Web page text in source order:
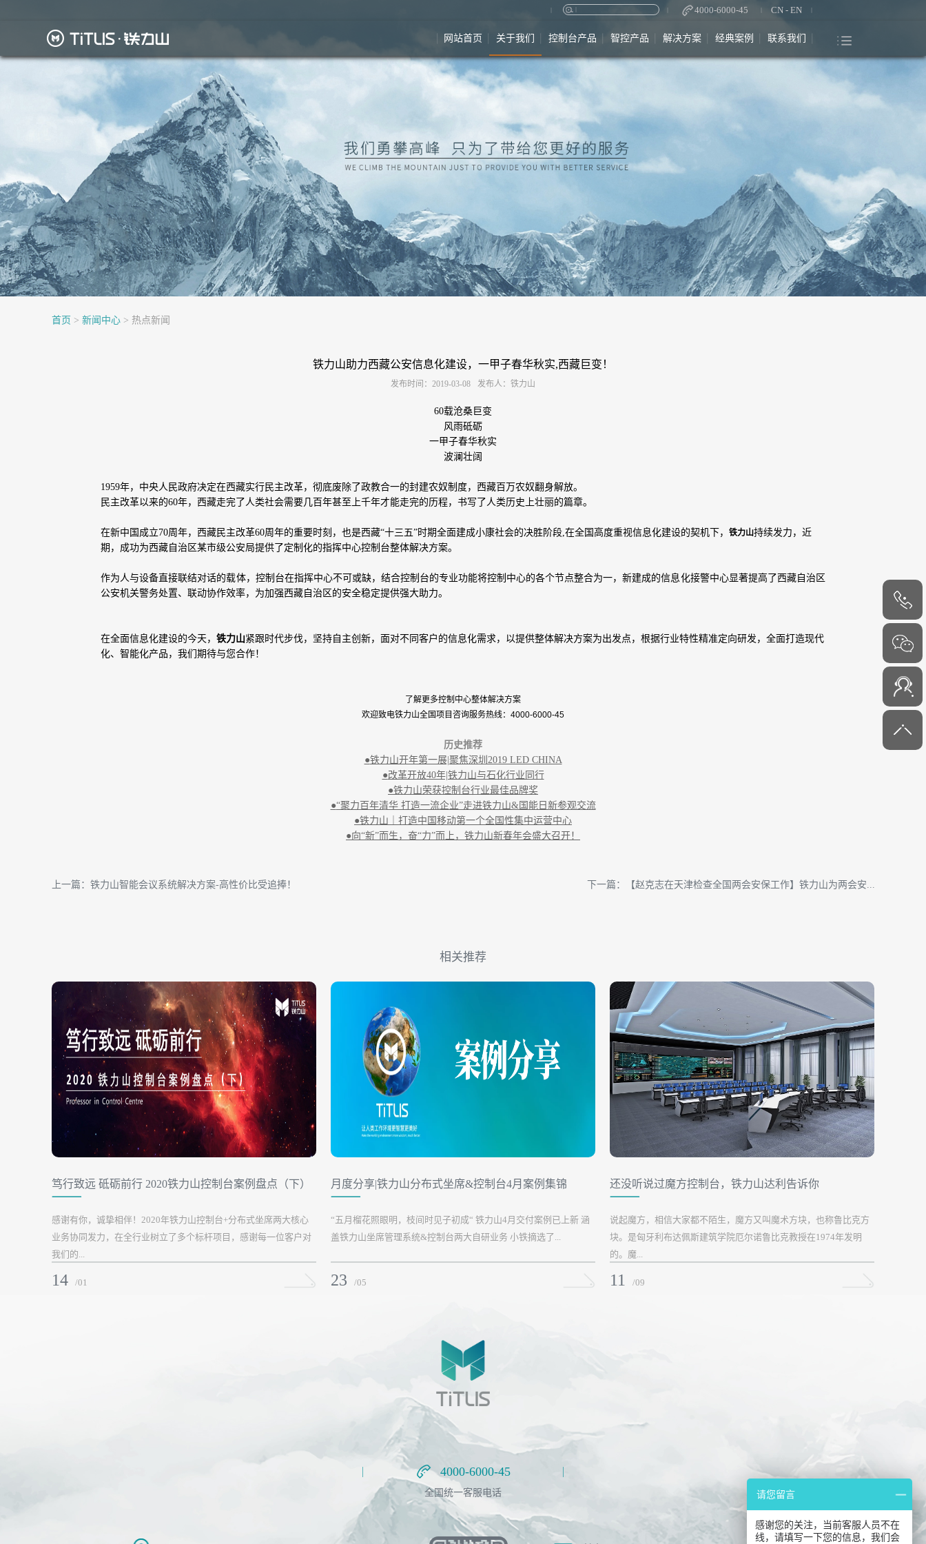
4000-6000-45 CN - EN
网站首页 关于我们 控制台产品 智控产品 解决方案 经典案例 联系我们
首页 > 新闻中心> 热点新闻
铁力山助力西藏公安信息化建设，一甲子春华秋实,西藏巨变！
发布时间：2019-03-08 发布人：铁力山
60载沧桑巨变
风雨砥砺
一甲子春华秋实
波澜壮阔
1959年，中央人民政府决定在西藏实行民主改革，彻底废除了政教合一的封建农奴制度，西藏百万农奴翻身解放。
民主改革以来的60年，西藏走完了人类社会需要几百年甚至上千年才能走完的历程，书写了人类历史上壮丽的篇章。
在新中国成立70周年，西藏民主改革60周年的重要时刻，也是西藏“十三五”时期全面建成小康社会的决胜阶段,在全国高度重视信息化建设的契机下，铁力山持续发力，近
期，成功为西藏自治区某市级公安局提供了定制化的指挥中心控制台整体解决方案。
作为人与设备直接联结对话的载体，控制台在指挥中心不可或缺，结合控制台的专业功能将控制中心的各个节点整合为一，新建成的信息化接警中心显著提高了西藏自治区
公安机关警务处置、联动协作效率，为加强西藏自治区的安全稳定提供强大助力。
在全面信息化建设的今天，铁力山紧跟时代步伐，坚持自主创新，面对不同客户的信息化需求，以提供整体解决方案为出发点，根据行业特性精准定向研发，全面打造现代
化、智能化产品，我们期待与您合作！
了解更多控制中心整体解决方案
欢迎致电铁力山全国项目咨询服务热线：4000-6000-45
历史推荐
●铁力山开年第一展|聚焦深圳2019 LED CHINA
●改革开放40年|铁力山与石化行业同行
●铁力山荣获控制台行业最佳品牌奖
●“聚力百年清华 打造一流企业”走进铁力山&国能日新参观交流
●铁力山｜打造中国移动第一个全国性集中运营中心
●向“新”而生，奋“力”而上，铁力山新春年会盛大召开！
上一篇：铁力山智能会议系统解决方案-高性价比受追捧！ 下一篇：【赵克志在天津检查全国两会安保工作】铁力山为两会安...
相关推荐
笃行致远 砥砺前行 2020铁力山控制台案例盘点（下）
感谢有你，诚挚相伴！2020年铁力山控制台+分布式坐席两大核心
业务协同发力，在全行业树立了多个标杆项目，感谢每一位客户对
我们的...
14 /01
月度分享|铁力山分布式坐席&控制台4月案例集锦
“五月榴花照眼明，枝间时见子初成“ 铁力山4月交付案例已上新 涵
盖铁力山坐席管理系统&控制台两大自研业务 小铁摘选了...
23 /05
还没听说过魔方控制台，铁力山达利告诉你
说起魔方，相信大家都不陌生，魔方又叫魔术方块，也称鲁比克方
块。是匈牙利布达佩斯建筑学院厄尔诺鲁比克教授在1974年发明
的。魔...
11 /09
4000-
6000-45
4000-6000-45
4000-6000-45
全国统一客服电话 请您留言
感谢您的关注，当前客服人员不在
线，请填写一下您的信息，我们会